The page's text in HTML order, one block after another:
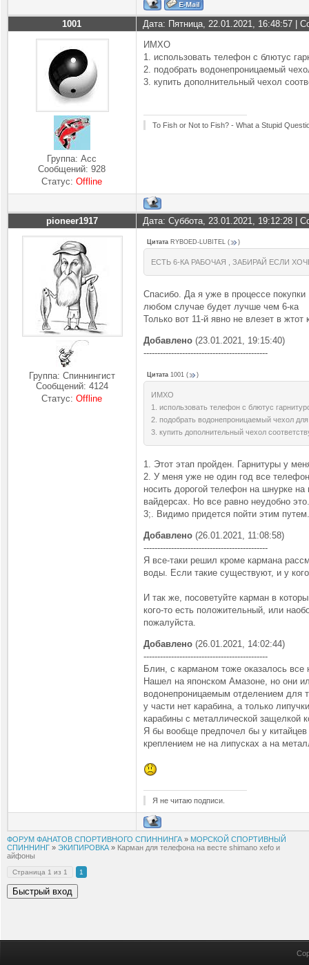
1001 Дата: Пятница, 22.01.2021, 16:48:57 |
Группа: Асс
Сообщений:928
Статус:Offline
ИМХО
1. использовать телефон с блютус
2. подобрать водонепроницаемый
3. купить дополнительный чехол
To Fish or Not to Fish? - What a Stupid
pioneer1917 Дата: Суббота, 23.01.2021, 19:12:28 |
Группа: Спиннингист
Сообщений: 4124
Статус:Offline
Цитата RYBOED-LUBITEL ( )
ЕСТЬ 6-КА РАБОЧАЯ , ЗАБИРАЙ ЕСЛИ
Спасибо. Да я уже в процессе
любом случае будет лучше чем 6-ка
Только вот 11-й явно не влезет в жтот
Добавлено (23.01.2021, 19:15:40)
---------------------------------------------
Цитата 1001 ( )
ИМХО
1. использовать телефон с блютус
2. подобрать водонепроницаемый чехол
3. купить дополнительный чехол
1. Этот этап пройден. Гарнитуры у
2. У меня уже не один год все
носить дорогой телефон на шнурке
вайдерсах. Но все равно неудобно это.
3;. Видимо придется пойти этим путем.
Добавлено (26.01.2021, 11:08:58)
---------------------------------------------
Я все-таки решил кроме кармана
воды. Если такие существуют, и у
И так же, посоветуйте карман в
кого-то есть положительный, или
пожалуйста.
Добавлено (26.01.2021, 14:02:44)
---------------------------------------------
Блин, с карманом тоже оказалось все
Нашел на японском Амазоне, но они
водонепроницаемым отделением для
у части нет карабина, а только
карабины с металлической защелкой
Я бы вообще предпочел бы у
креплением не на липусках а на
Я не читаю подписи.
ФОРУМ ФАНАТОВ СПОРТИВНОГО СПИННИНГА » МОРСКОЙ СПОРТИВНЫЙ
СПИННИНГ » ЭКИПИРОВКА » Карман для телефона на весте shimano xefo и
айфоны
Страница 1 из 1 1